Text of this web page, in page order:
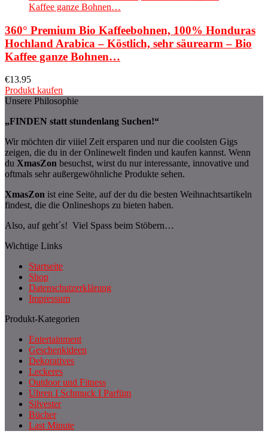
360° Premium Bio Kaffeebohnen, 100% Honduras
Hochland Arabica – Köstlich, sehr säurearm – Bio
Kaffee ganze Bohnen…
€13.95
Produkt kaufen
Unsere Philosophie
„FINDEN statt stundenlang Suchen!“
Wir möchten dir viiiel Zeit ersparen und nur die coolsten Gigs
zeigen, die du in der Onlinewelt finden und kaufen kannst. Wenn
du XmasZon besuchst, wirst du nur interessante, innovative und
oftmals sehr außergewöhnliche Produkte sehen.
XmasZon ist eine Seite, auf der du die besten Weihnachtsartikeln
findest, die die Onlineshops zu bieten haben.
Also, auf geht´s! Viel Spass beim Stöbern…
Wichtige Links
Startseite
Shop
Datenschutzerklärung
Impressum
Produkt-Kategorien
Entertainment
Geschenkideen
Dekoratives
Leckeres
Outdoor und Fitness
Uhren I Schmuck I Parfüm
Silvester
Bücher
Last Minute